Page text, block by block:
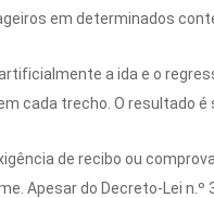
em determinados
a ida e o
cada trecho. O resultado
de recibo ou
Apesar do Decreto-Lei